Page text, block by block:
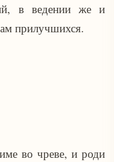
в ведении же и
прилучшихся.
во чреве, и роди